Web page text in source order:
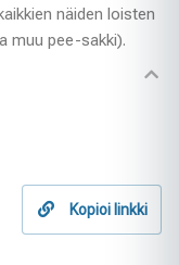
näiden loisten
muu pee-sakki).
Kopioi linkki